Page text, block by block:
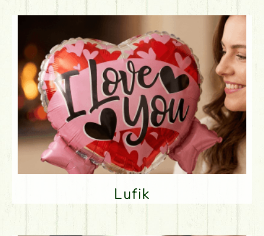
Lufik